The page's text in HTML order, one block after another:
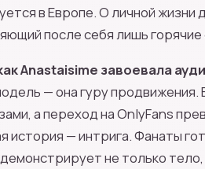
в Европе. О личной жизни
после себя лишь горячие
Anastaisime завоевала
— она гуру продвижения.
а переход на OnlyFans
история — интрига. Фанаты
не только